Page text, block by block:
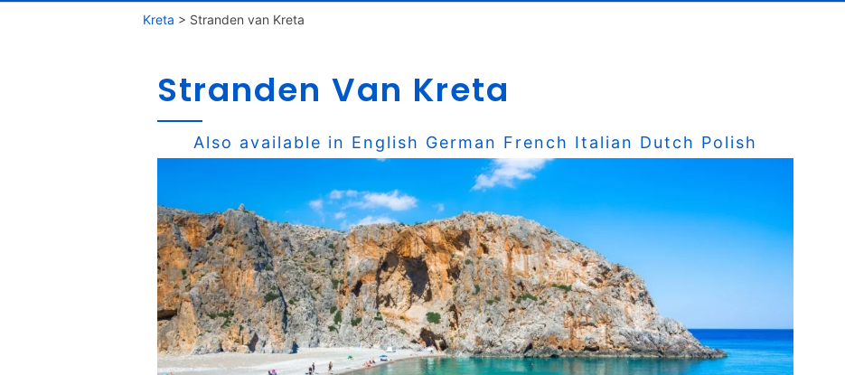
Kreta > Stranden van Kreta
Stranden Van Kreta
Also available in English German French Italian Dutch Polish